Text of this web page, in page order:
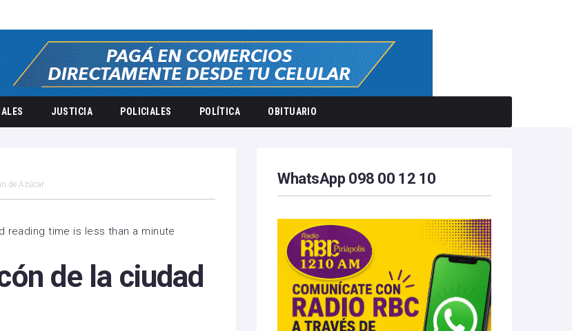
JUSTICIA POLICIALES POLÍTICA OBITUARIO
de Azúcar
reading time is less than a minute
de la ciudad
WhatsApp 098 00 12 10